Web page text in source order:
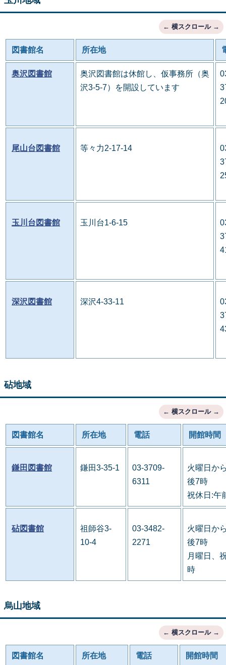
図書館名 所在地
奥沢図書館
奥沢図書館は休館し、仮事務所（奥
沢3-5-7）を開設しています
尾山台図書館 等々力2-17-14
玉川台図書館 玉川台1-6-15
深沢図書館 深沢4-33-11
砧地域
図書館名 所在地 電話 開館時間
鎌田図書館 鎌田3-35-1
03-3709-
6311
火曜日か
後7時
祝休日:午
砧図書館
祖師谷3-
10-4
03-3482-
2271
火曜日か
後7時
月曜日、
時
烏山地域
図書館名 所在地 電話 開館時間